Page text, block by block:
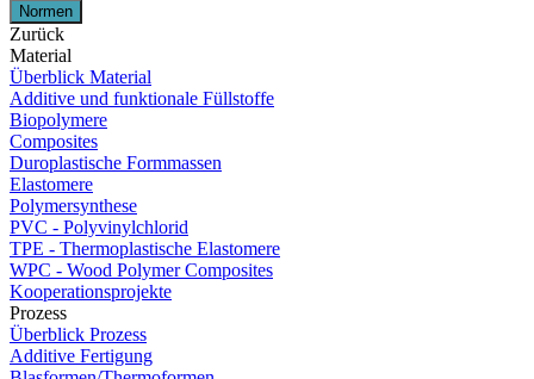
Normen
Zurück
Material
Überblick Material
Additive und funktionale Füllstoffe
Biopolymere
Composites
Duroplastische Formmassen
Elastomere
Polymersynthese
PVC - Polyvinylchlorid
TPE - Thermoplastische Elastomere
WPC - Wood Polymer Composites
Kooperationsprojekte
Prozess
Überblick Prozess
Additive Fertigung